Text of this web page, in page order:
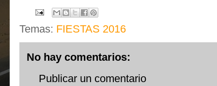
Temas: FIESTAS 2016
No hay comentarios:
Publicar un comentario